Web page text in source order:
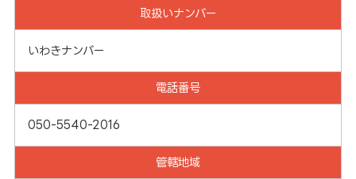
取扱いナンバー
いわきナンバー
電話番号
050-5540-2016
管轄地域